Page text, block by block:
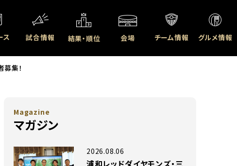
ス 試合情報 結果・順位 会場 チーム情報 グルメ情報
集！
Magazine
マガジン
浦和レッドダイヤモンズ・三
2026.08.06